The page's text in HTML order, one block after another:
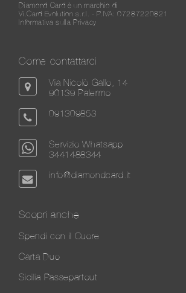
Diamond Card è un marchio di
Vi.Card Evolution s.r.l. - P.IVA: 07287220821
Informativa sulla Privacy
Come contattarci
Via Nicolò Gallo, 14
90139 Palermo
091309853
Servizio Whatsapp
3441488344
info@diamondcard.it
Scopri anche
Spendi con il Cuore
Carta Duo
Sicilia Passepartout